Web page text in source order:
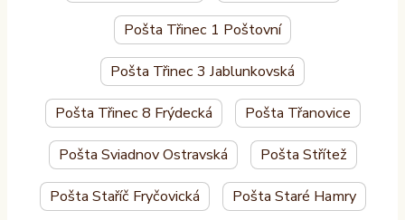
Pošta Třinec 1 Poštovní
Pošta Třinec 3 Jablunkovská
Pošta Třinec 8 Frýdecká Pošta Třanovice
Pošta Sviadnov Ostravská Pošta Střítež
Pošta Staříč Fryčovická Pošta Staré Hamry